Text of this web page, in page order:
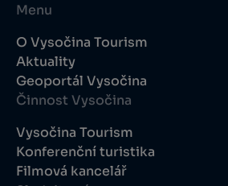
Menu
O Vysočina Tourism
Aktuality
Geoportál Vysočina
Činnost Vysočina
Vysočina Tourism
Konferenční turistika
Filmová kancelář